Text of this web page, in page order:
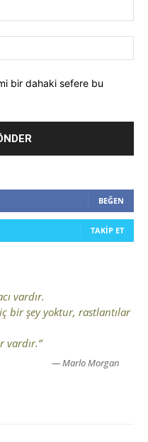
bir dahaki sefere bu
BEĞEN
TAKIP ET
vardır.
bir şey yoktur, rastlantılar
vardır.“
— Marlo Morgan